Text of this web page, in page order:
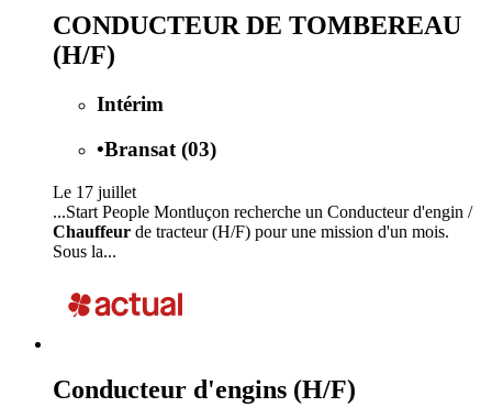
CONDUCTEUR DE TOMBEREAU
(H/F)
Intérim
•Bransat (03)
Le 17 juillet
...Start People Montluçon recherche un Conducteur d'engin /
Chauffeur de tracteur (H/F) pour une mission d'un mois.
Sous la...
Conducteur d'engins (H/F)